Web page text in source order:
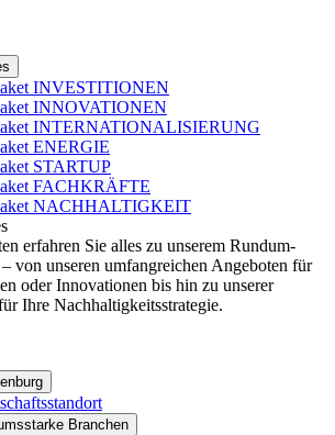
INVESTITIONEN
INNOVATIONEN
INTERNATIONALISIERUNG
ENERGIE
STARTUP
FACHKRÄFTE
NACHHALTIGKEIT
erfahren Sie alles zu unserem Rundum-
von unseren umfangreichen Angeboten für
oder Innovationen bis hin zu unserer
Ihre Nachhaltigkeitsstrategie.
Branchen